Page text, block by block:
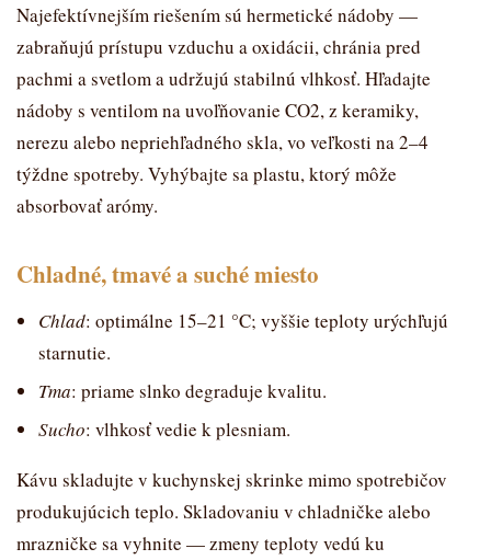
Najefektívnejším riešením sú hermetické nádoby —
zabraňujú prístupu vzduchu a oxidácii, chránia pred
pachmi a svetlom a udržujú stabilnú vlhkosť. Hľadajte
nádoby s ventilom na uvoľňovanie CO2, z keramiky,
nerezu alebo nepriehľadného skla, vo veľkosti na 2–4
týždne spotreby. Vyhýbajte sa plastu, ktorý môže
absorbovať arómy.
Chladné, tmavé a suché miesto
Chlad: optimálne 15–21 °C; vyššie teploty urýchľujú
starnutie.
Tma: priame slnko degraduje kvalitu.
Sucho: vlhkosť vedie k plesniam.
Kávu skladujte v kuchynskej skrinke mimo spotrebičov
produkujúcich teplo. Skladovaniu v chladničke alebo
mrazničke sa vyhnite — zmeny teploty vedú ku
Powered by chaterimo